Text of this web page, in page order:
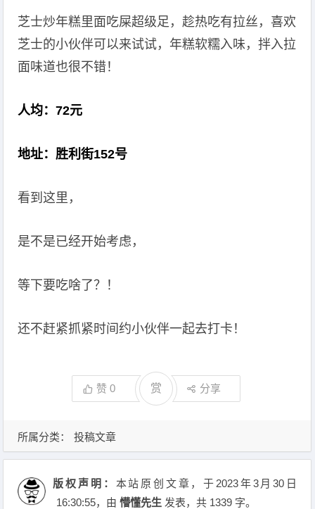
芝士炒年糕里面吃屎超级足，趁热吃有拉丝，喜欢
芝士的小伙伴可以来试试，年糕软糯入味，拌入拉
面味道也很不错！
人均：72元
地址：胜利街152号
看到这里，
是不是已经开始考虑，
等下要吃啥了？！
还不赶紧抓紧时间约小伙伴一起去打卡！
赞0 赏 分享
所属分类： 投稿文章
版权声明： 本站原创文章，于2023年3月30日
16:30:55，由懵懂先生 发表，共 1339 字。